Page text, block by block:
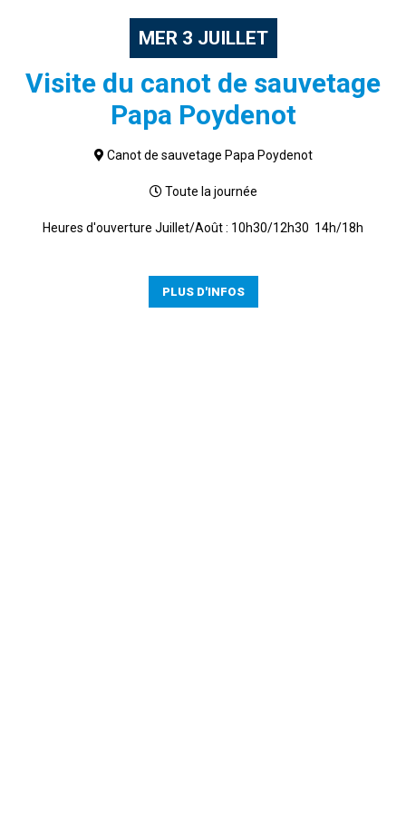
MER 3 JUILLET
Visite du canot de sauvetage
Papa Poydenot
Canot de sauvetage Papa Poydenot
Toute la journée
Heures d'ouverture Juillet/Août : 10h30/12h30 14h/18h
PLUS D'INFOS